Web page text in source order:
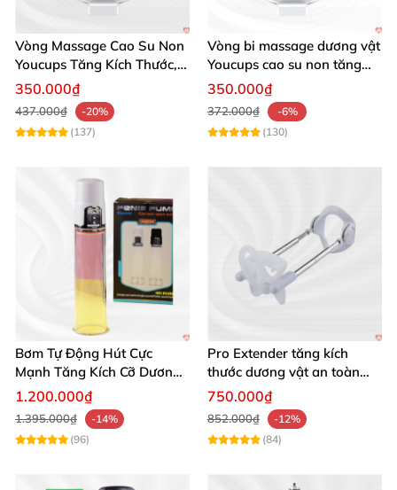
✨ Mua hàng ngay để bắt đầu hành trình cải thiện
phong độ và sự tự tin của bạn! ✨
Vòng Massage Cao Su Non
Youcups Tăng Kích Thước,
Thoải Mái Sảng Khoái
350.000₫
437.000₫
-20%
(137)
Vòng bi massage dương vật
Youcups cao su non tăng
kích thước hiệu quả
350.000₫
372.000₫
-6%
(130)
Bơm Tự Động Hút Cực
Mạnh Tăng Kích Cỡ Dương
Vật Hiệu Quả
1.200.000₫
1.395.000₫
-14%
(96)
Pro Extender tăng kích
thước dương vật an toàn
hiệu quả
750.000₫
852.000₫
-12%
(84)